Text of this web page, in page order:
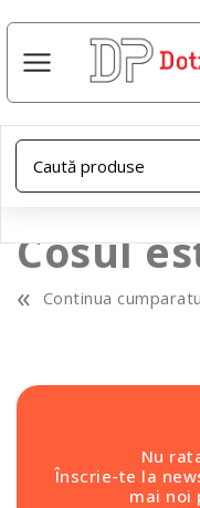
Cosul
« Continua
Nu
Înscrie-te la
mai noi